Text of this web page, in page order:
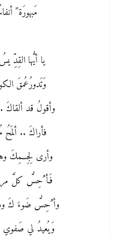
مَبهورَة
يا أيُّها القِدِّ
وَتَدورُعُمقَ
وأقولُ قد
فأراكَ .. ألمَحُ
وأرى لِجِسمِكَ
فَأ ُحِسُّ كلَّ مروءَ
وأ ُحِسُّ ضَوءَ كَ
وَيُعيدُ لي صَفوي